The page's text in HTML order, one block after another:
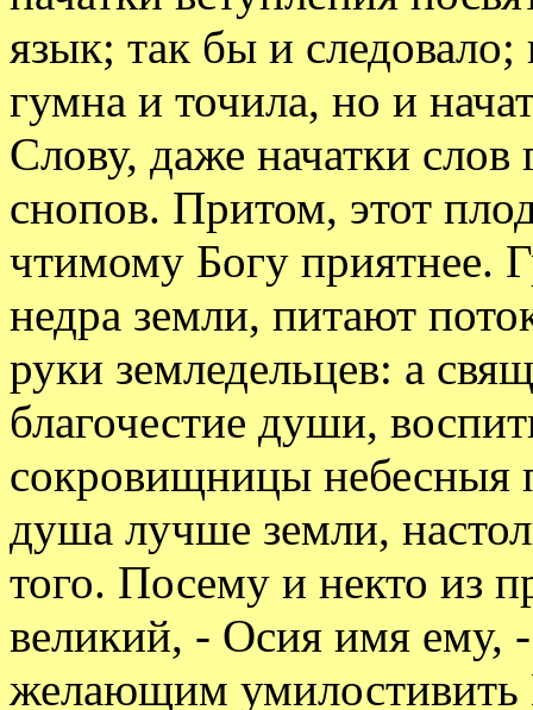
язык; так бы и следовало;
гумна и точила, но и
Слову, даже начатки слов
снопов. Притом, этот
чтимому Богу приятнее.
недра земли, питают
руки земледельцев: а
благочестие души,
сокровищницы небесныя
душа лучше земли,
того. Посему и некто из
великий, - Осия имя ему,
желающим умилостивить